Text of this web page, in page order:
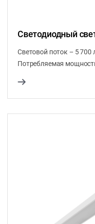
Светодиодный
Световой поток – 5 700
Потребляемая